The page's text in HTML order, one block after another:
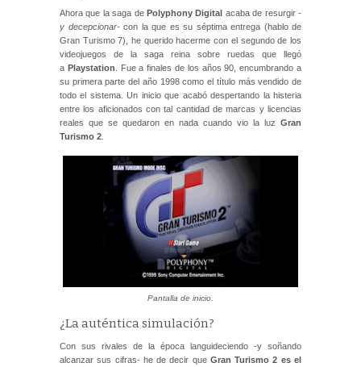
Ahora que la saga de Polyphony Digital acaba de resurgir-
y decepcionar- con la que es su séptima entrega (hablo de
Gran Turismo 7), he querido hacerme con el segundo de los
videojuegos de la saga reina sobre ruedas que llegó
a Playstation . Fue a finales de los años 90, encumbrando a
su primera parte del año 1998 como el título más vendido de
todo el sistema. Un inicio que acabó despertando la histeria
entre los aficionados con tal cantidad de marcas y licencias
reales que se quedaron en nada cuando vio la luz Gran
Turismo 2
Pantalla de inicio.
¿La auténtica simulación?
Con sus rivales de la época languideciendo -y soñando
alcanzar sus cifras- he de decir que Gran Turismo 2 es el